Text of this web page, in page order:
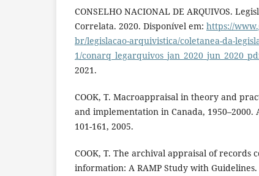
CONSELHO NACIONAL DE ARQUIVOS.
Correlata. 2020. Disponível em: https://
br/legislacao-arquivistica/coletanea-da-
1/
2021.
COOK, T. Macroappraisal in theory and
and implementation in Canada, 1950–2000.
101-161, 2005.
COOK, T. The archival appraisal of records
information: A RAMP Study with Guidelines.